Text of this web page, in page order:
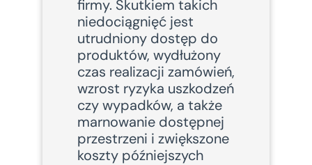
firmy. Skutkiem takich
niedociągnięć jest
utrudniony dostęp do
produktów, wydłużony
czas realizacji zamówień,
wzrost ryzyka uszkodzeń
czy wypadków, a także
marnowanie dostępnej
przestrzeni i zwiększone
koszty późniejszych